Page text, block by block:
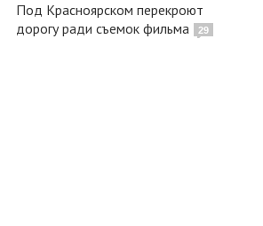
Под Красноярском перекроют
дорогу ради съемок фильма
29